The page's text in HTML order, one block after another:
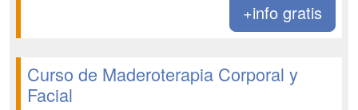
+info gratis
Curso de Maderoterapia Corporal y
Facial